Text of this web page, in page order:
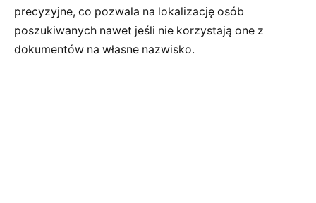
precyzyjne, co pozwala na lokalizację osób
poszukiwanych nawet jeśli nie korzystają one z
dokumentów na własne nazwisko.